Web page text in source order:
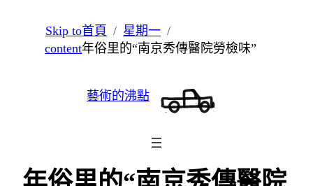
Skip to
content
首頁
星期一
年俗里的“南京秀傳醫院勞檢味”
藝術的沸點